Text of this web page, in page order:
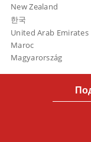
New Zealand
한국
United Arab Emirates
Maroc
Magyarország